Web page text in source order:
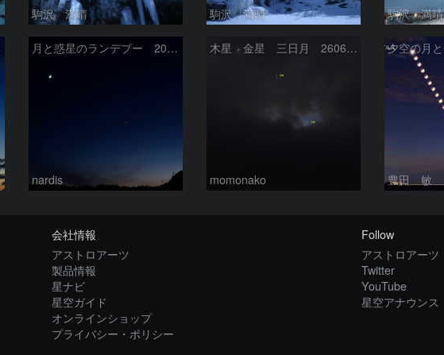
駒沢 満晴 駒沢 満晴 駒沢 満晴
月と惑星のランデブー 2026/06/19
nardis
木星 金星 三日月 260618
momonako 豊田 敏
会社情報
アストロアーツ
製品情報
星ナビ
星空ガイド
オンラインショップ
プライバシー・ポリシー
Follow
アストロアーツ
Twitter
YouTube
星空アナウンス